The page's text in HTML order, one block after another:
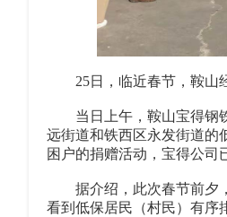
25日，临近春节，鞍山经
当日上午，鞍山宝得钢铁
远街道和铁西区永发街道的
困户的捐赠活动，宝得公司
据介绍，此次春节前夕，
看到低保居民（村民）有序